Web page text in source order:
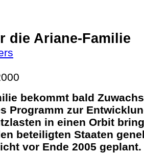
die Ariane-Familie
bekommt bald
Programm zur
in einen Orbit
beteiligten Staaten
vor Ende 2005 geplant.